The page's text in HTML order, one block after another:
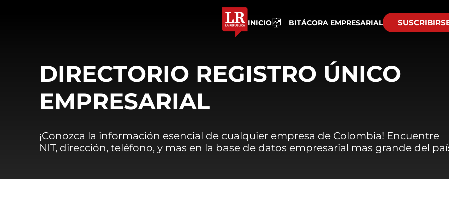
INICIO BITÁCORA EMPRESARIAL
DIRECTORIO REGISTRO ÚNICO
EMPRESARIAL
¡Conozca la información esencial de cualquier empresa de Colombia! Encuentre
NIT, dirección, teléfono, y mas en la base de datos empresarial mas grande del